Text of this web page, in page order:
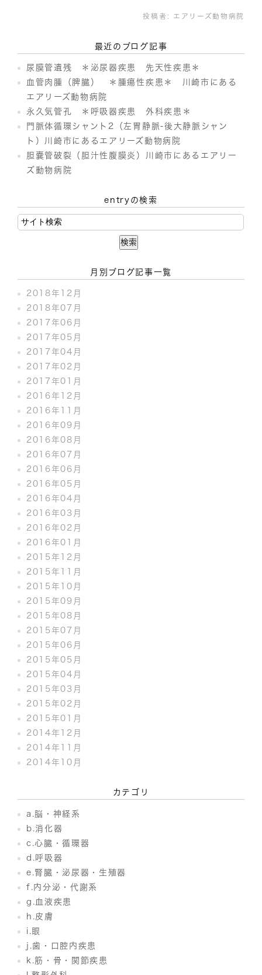
投稿者: エアリーズ動物病院
最近のブログ記事
尿膜管遺残 ＊泌尿器疾患 先天性疾患＊
血管肉腫（脾臓） ＊腫瘍性疾患＊ 川崎市にある
エアリーズ動物病院
永久気管孔 ＊呼吸器疾患 外科疾患＊
門脈体循環シャント2（左胃静脈-後大静脈シャン
ト）川崎市にあるエアリーズ動物病院
胆嚢管破裂（胆汁性腹膜炎）川崎市にあるエアリー
ズ動物病院
entryの検索
月別ブログ記事一覧
2018年12月
2018年07月
2017年06月
2017年05月
2017年04月
2017年02月
2017年01月
2016年12月
2016年11月
2016年09月
2016年08月
2016年07月
2016年06月
2016年05月
2016年04月
2016年03月
2016年02月
2016年01月
2015年12月
2015年11月
2015年10月
2015年09月
2015年08月
2015年07月
2015年06月
2015年05月
2015年04月
2015年03月
2015年02月
2015年01月
2014年12月
2014年11月
2014年10月
カテゴリ
a.脳・神経系
b.消化器
c.心臓・循環器
d.呼吸器
e.腎臓・泌尿器・生殖器
f.内分泌・代謝系
g.血液疾患
h.皮膚
i.眼
j.歯・口腔内疾患
k.筋・骨・関節疾患